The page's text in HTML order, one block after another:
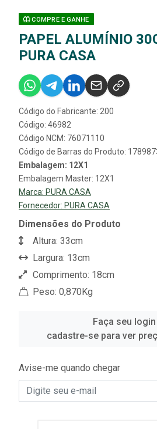
COMPRE E GANHE
PAPEL ALUMÍNIO
PURA CASA
Código do Fabricante: 200
Código: 46982
Código NCM: 76071110
Código de Barras do Produto:
Embalagem: 12X1
Embalagem Master: 12X1
Marca: PURA CASA
Fornecedor: PURA CASA
Dimensões do Produto
Altura: 33cm
Largura: 13cm
Comprimento: 18cm
Peso: 0,870Kg
Faça seu
cadastre-se para ver
Avise-me quando chegar